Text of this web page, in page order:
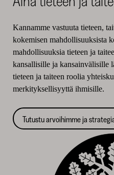
Kannamme vastuuta tieteen,
kokemisen mahdollisuuksista
mahdollisuuksia tieteen ja
kansallisille ja kansainvälisille
tieteen ja taiteen roolia
merkityksellisyyttä ihmisille.
Tutustu arvoihimme ja